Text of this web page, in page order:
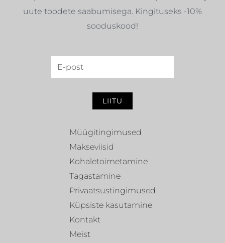
uute toodete saabumisega. Kingituseks -10%
sooduskood!
LIITU
Müügitingimused
Makseviisid
Kohaletoimetamine
Tagastamine
Privaatsustingimused
Küpsiste kasutamine
Kontakt
Meist